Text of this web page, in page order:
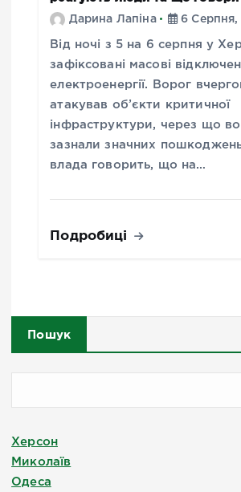
Дарина Лапіна 6 Серпня,
Від ночі з 5 на 6 серпня у
зафіксовані масові
електроенергії. Ворог
атакував об’єкти критичної
інфраструктури, через що
зазнали значних
влада говорить, що на…
Подробиці
Пошук
Херсон
Миколаїв
Одеса